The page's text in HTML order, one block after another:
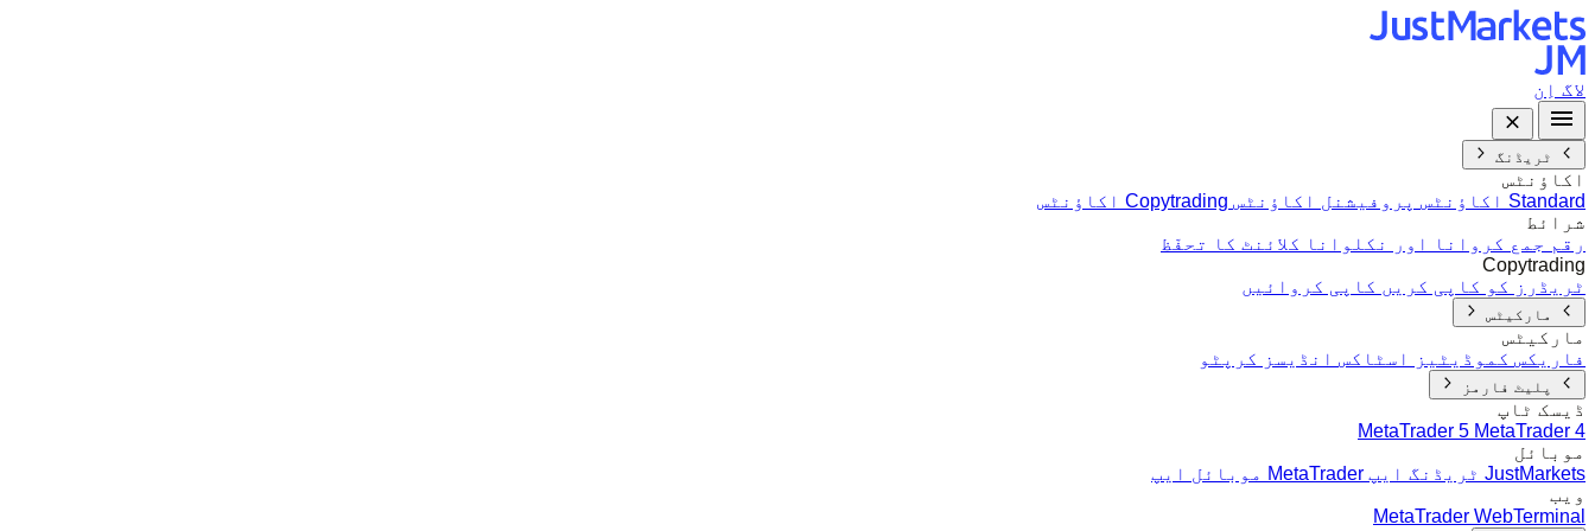
لاگ اِن
ٹریڈنگ
اکاؤنٹس
Standard اکاؤنٹس
پروفیشنل اکاؤنٹس Copytrading اکاؤنٹس
شرائط
رقم جمع کروانا اور نکلوانا کلائنٹ کا تحفّظ
Copytrading
ٹریڈرز کو کاپی کریں کاپی کروائیں
مارکیٹس
مارکیٹس
فاریکس کموڈیٹیز اسٹاکس انڈیسز کرپٹو
پلیٹ فارمز
ڈیسک ٹاپ
MetaTrader 5 MetaTrader 4
موبائل
JustMarkets ٹریڈنگ ایپ
MetaTrader موبائل ایپ
ویب
MetaTrader WebTerminal